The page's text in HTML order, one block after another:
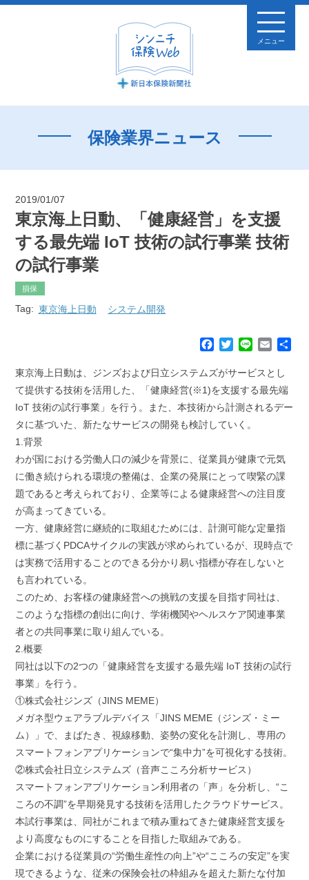
メニュー
保険業界ニュース
2019/01/07
東京海上日動、「健康経営」を支援
する最先端 IoT 技術の試行事業 技術
の試行事業
損保
Tag: 東京海上日動 システム開発
c
e
b
o
o
T
i
t
e
r
n
e
E
a
i
東京海上日動は、ジンズおよび日立システムズがサービスとし
て提供する技術を活用した、「健康経営(※1)を支援する最先端
IoT 技術の試行事業」を行う。また、本技術から計測されるデー
タに基づいた、新たなサービスの開発も検討していく。
1.背景
わが国における労働人口の減少を背景に、従業員が健康で元気
に働き続けられる環境の整備は、企業の発展にとって喫緊の課
題であると考えられており、企業等による健康経営への注目度
が高まってきている。
一方、健康経営に継続的に取組むためには、計測可能な定量指
標に基づくPDCAサイクルの実践が求められているが、現時点で
は実務で活用することのできる分かり易い指標が存在しないと
も言われている。
このため、お客様の健康経営への挑戦の支援を目指す同社は、
このような指標の創出に向け、学術機関やヘルスケア関連事業
者との共同事業に取り組んでいる。
2.概要
同社は以下の2つの「健康経営を支援する最先端 IoT 技術の試行
事業」を行う。
①株式会社ジンズ（JINS MEME）
メガネ型ウェアラブルデバイス「JINS MEME（ジンズ・ミー
ム）」で、まばたき、視線移動、姿勢の変化を計測し、専用の
スマートフォンアプリケーションで“集中力”を可視化する技術。
②株式会社日立システムズ（音声こころ分析サービス）
スマートフォンアプリケーション利用者の「声」を分析し、“こ
ころの不調”を早期発見する技術を活用したクラウドサービス。
本試行事業は、同社がこれまで積み重ねてきた健康経営支援を
より高度なものにすることを目指した取組みである。
企業における従業員の“労働生産性の向上”や“こころの安定”を実
現できるような、従来の保険会社の枠組みを超えた新たな付加